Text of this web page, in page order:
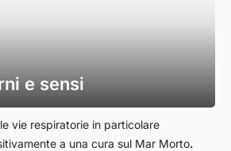
e sensi
vie respiratorie in particolare
a una cura sul Mar Morto.